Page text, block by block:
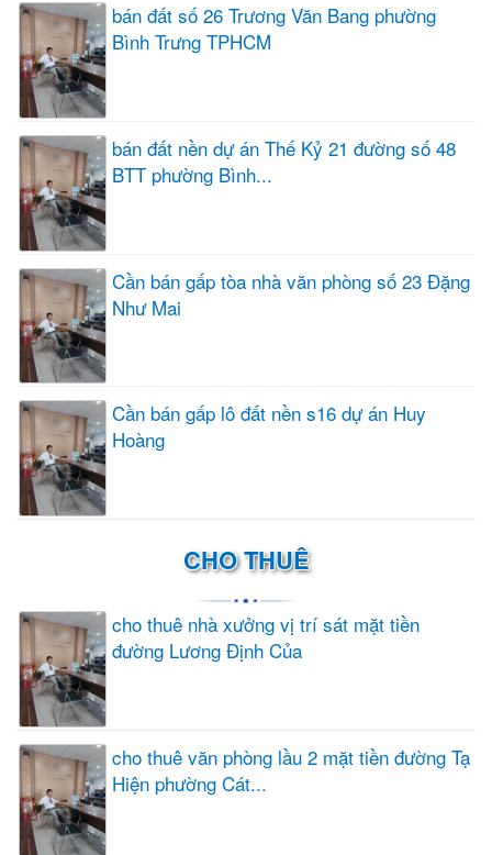
bán đất số 26 Trương Văn Bang phường
Bình Trưng TPHCM
bán đất nền dự án Thế Kỷ 21 đường số 48
BTT phường Bình...
Cần bán gấp tòa nhà văn phòng số 23 Đặng
Như Mai
Cần bán gấp lô đất nền s16 dự án Huy
Hoàng
CHO THUÊ
cho thuê nhà xưởng vị trí sát mặt tiền
đường Lương Định Của
cho thuê văn phòng lầu 2 mặt tiền đường Tạ
Hiện phường Cát...